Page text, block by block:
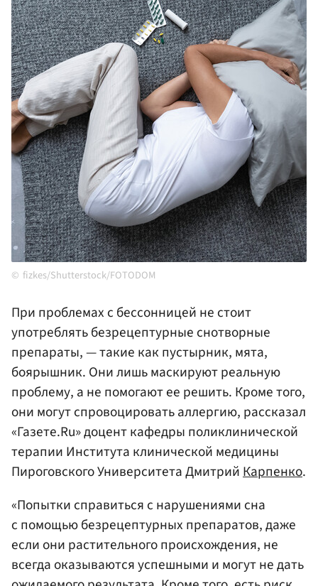
fizkes/Shutterstock/FOTODOM
При проблемах с бессонницей не стоит
употреблять безрецептурные снотворные
препараты, — такие как пустырник, мята,
боярышник. Они лишь маскируют реальную
проблему, а не помогают ее решить. Кроме того,
они могут спровоцировать аллергию, рассказал
«Газете.Ru» доцент кафедры поликлинической
терапии Института клинической медицины
Пироговского Университета ДмитрийКарпенко.
«Попытки справиться с нарушениями сна
с помощью безрецептурных препаратов, даже
если они растительного происхождения, не
всегда оказываются успешными и могут не дать